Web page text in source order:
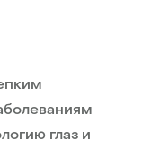
глаз и